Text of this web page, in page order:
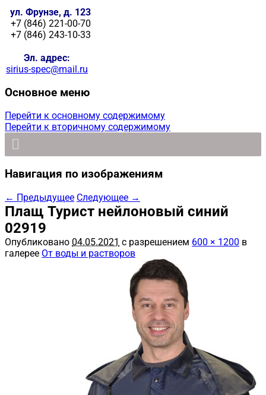
ул. Фрунзе, д. 123
+7 (846) 221-00-70
+7 (846) 243-10-33
Эл. адрес:
sirius-spec@mail.ru
Основное меню
Перейти к основному содержимому
Перейти к вторичному содержимому
Навигация по изображениям
← Предыдущее Следующее →
Плащ Турист нейлоновый синий
02919
Опубликовано 04.05.2021 с разрешением 600 × 1200 в
галерее От воды и растворов